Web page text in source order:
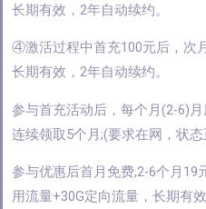
长期有效，2年自动续约。
④激活过程中首充100元后，次
长期有效，2年自动续约。
参与首充活动后，每个月(2-6)
连续领取5个月;(要求在网，状
参与优惠后首月免费,2-6个月19
用流量+30G定向流量，长期有效